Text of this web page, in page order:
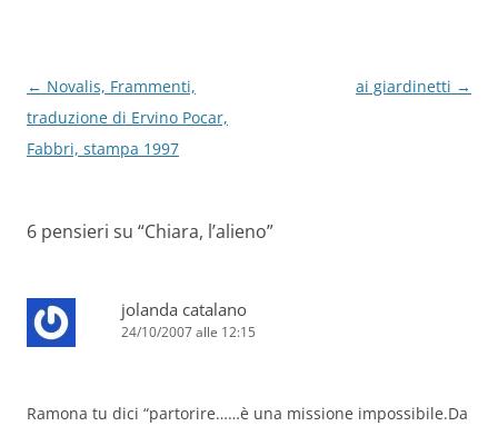
Navigazione
articolo
← Novalis, Frammenti,
traduzione di Ervino Pocar,
Fabbri, stampa 1997
ai giardinetti →
6 pensieri su “Chiara, l’alieno”
jolanda catalano
24/10/2007 alle 12:15
Ramona tu dici “partorire……è una missione impossibile.Da